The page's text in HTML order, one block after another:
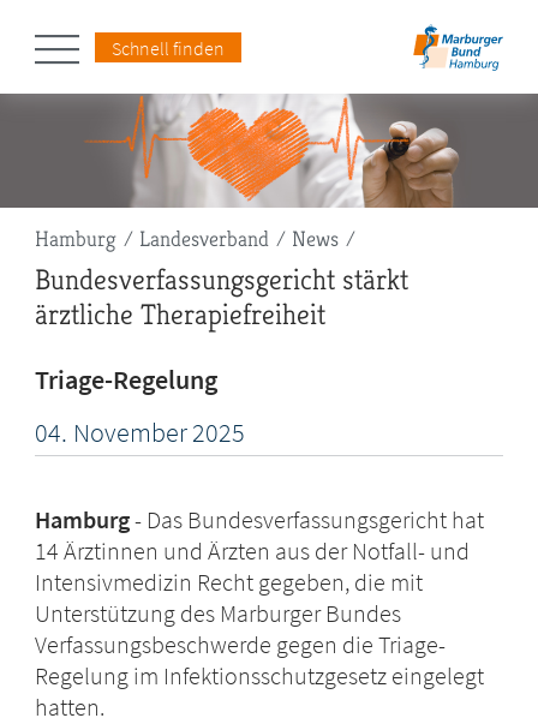
Schnell finden
Pfadnavigation
Hamburg Landesverband News
Bundesverfassungsgericht stärkt
ärztliche Therapiefreiheit
Triage-Regelung
04. November2025
Hamburg Das Bundesverfassungsgericht hat
14 Ärztinnen und Ärzten aus der Notfall- und
Intensivmedizin Recht gegeben, die mit
Unterstützung des Marburger Bundes
Verfassungsbeschwerde gegen die Triage-
Regelung im Infektionsschutzgesetz eingelegt
hatten.